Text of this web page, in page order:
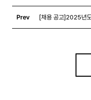
Prev [채용 공고]2025년